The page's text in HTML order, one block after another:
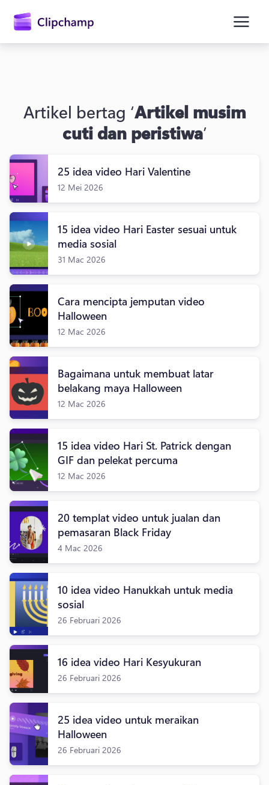
utama
Cuba secara percuma
Artikel bertag ‘Artikel musim
cuti dan peristiwa’
25 idea video Hari Valentine
12 Mei 2026
15 idea video Hari Easter sesuai untuk
media sosial
31 Mac 2026
Cara mencipta jemputan video
Halloween
12 Mac 2026
Bagaimana untuk membuat latar
belakang maya Halloween
12 Mac 2026
15 idea video Hari St. Patrick dengan
GIF dan pelekat percuma
12 Mac 2026
20 templat video untuk jualan dan
pemasaran Black Friday
4 Mac 2026
10 idea video Hanukkah untuk media
sosial
26 Februari 2026
16 idea video Hari Kesyukuran
26 Februari 2026
25 idea video untuk meraikan
Halloween
26 Februari 2026